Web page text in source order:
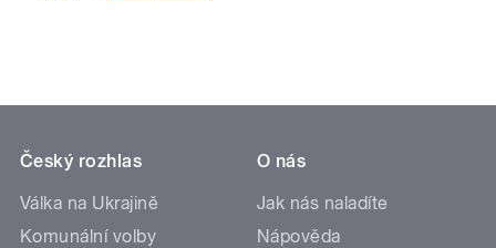
Český rozhlas
Válka na Ukrajině
Komunální volby
O nás
Jak nás naladíte
Nápověda